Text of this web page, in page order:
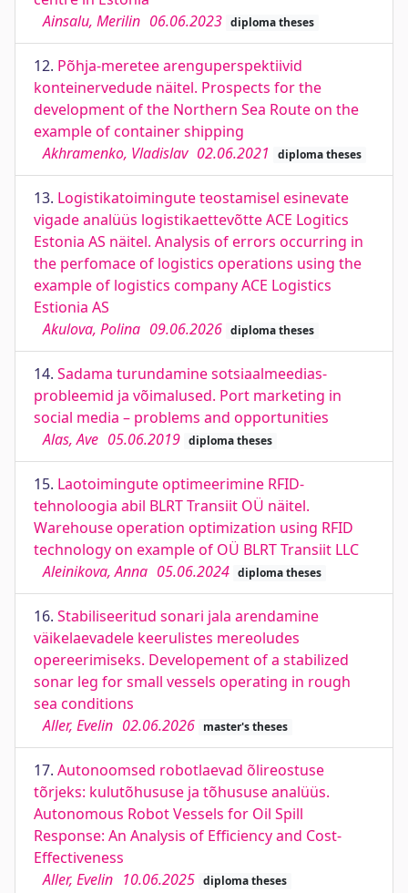
Ainsalu, Merilin 06.06.2023 diploma theses
12. Põhja-meretee arenguperspektiivid
konteinervedude näitel. Prospects for the
development of the Northern Sea Route on the
example of container shipping
Akhramenko, Vladislav 02.06.2021 diploma theses
13. Logistikatoimingute teostamisel esinevate
vigade analüüs logistikaettevõtte ACE Logitics
Estonia AS näitel. Analysis of errors occurring in
the perfomace of logistics operations using the
example of logistics company ACE Logistics
Estionia AS
Akulova, Polina 09.06.2026 diploma theses
14. Sadama turundamine sotsiaalmeedias-
probleemid ja võimalused. Port marketing in
social media – problems and opportunities
Alas, Ave 05.06.2019 diploma theses
15. Laotoimingute optimeerimine RFID-
tehnoloogia abil BLRT Transiit OÜ näitel.
Warehouse operation optimization using RFID
technology on example of OÜ BLRT Transiit LLC
Aleinikova, Anna 05.06.2024 diploma theses
16. Stabiliseeritud sonari jala arendamine
väikelaevadele keerulistes mereoludes
opereerimiseks. Developement of a stabilized
sonar leg for small vessels operating in rough
sea conditions
Aller, Evelin 02.06.2026 master's theses
17. Autonoomsed robotlaevad õlireostuse
tõrjeks: kulutõhususe ja tõhususe analüüs.
Autonomous Robot Vessels for Oil Spill
Response: An Analysis of Efficiency and Cost-
Effectiveness
Aller, Evelin 10.06.2025 diploma theses